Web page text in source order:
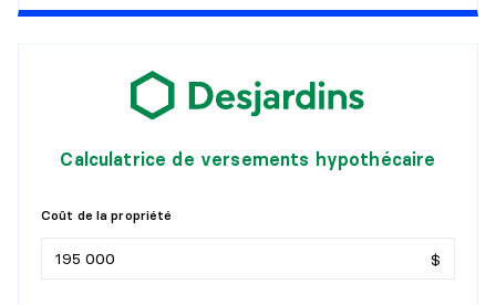
Calculatrice de versements hypothécaire
Coût de la propriété
$